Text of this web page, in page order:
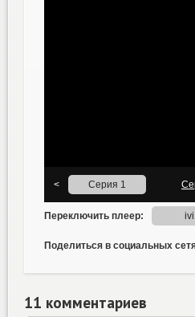
Поделиться в социальных
11 комментариев